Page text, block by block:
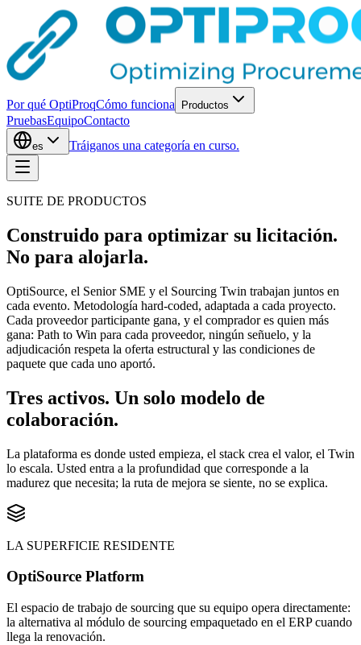
Por qué OptiProqCómo funciona Productos
PruebasEquipoContacto
es Tráiganos una categoría en curso.
SUITE DE PRODUCTOS
Construido para optimizar su licitación.
No para alojarla.
OptiSource, el Senior SME y el Sourcing Twin trabajan juntos en
cada evento. Metodología hard-coded, adaptada a cada proyecto.
Cada proveedor participante gana, y el comprador es quien más
gana: Path to Win para cada proveedor, ningún señuelo, y la
adjudicación respeta la oferta estructural y las condiciones de
paquete que cada uno aportó.
Tres activos. Un solo modelo de
colaboración.
La plataforma es donde usted empieza, el stack crea el valor, el Twin
lo escala. Usted entra a la profundidad que corresponde a la
madurez que necesita; la ruta de mejora se siente, no se explica.
LA SUPERFICIE RESIDENTE
OptiSource Platform
El espacio de trabajo de sourcing que su equipo opera directamente:
la alternativa al módulo de sourcing empaquetado en el ERP cuando
llega la renovación.